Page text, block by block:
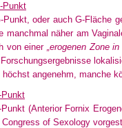
Punkt
Punkt, oder auch G-Fläche
manchmal näher am
von einer „erogenen Zone
Forschungsergebnisse
höchst angenehm, manche
Punkt
Punkt (Anterior Fornix
of Sexology